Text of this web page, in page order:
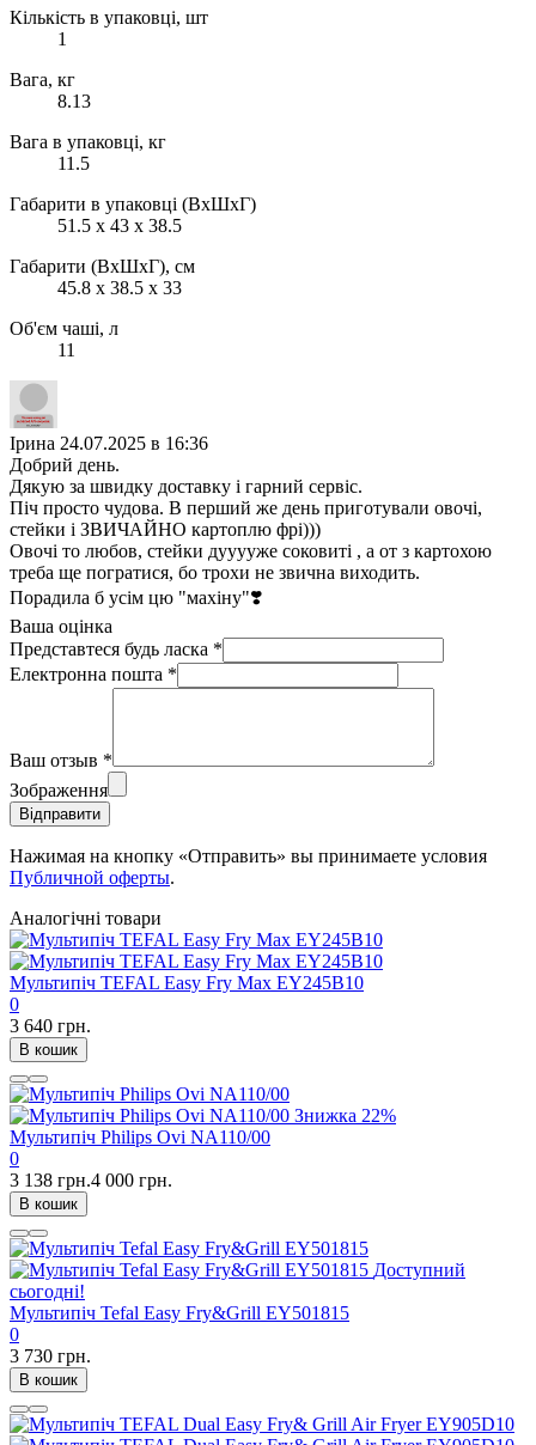
Кількість в упаковці, шт
1
Вага, кг
8.13
Вага в упаковці, кг
11.5
Габарити в упаковці (ВхШхГ)
51.5 x 43 x 38.5
Габарити (ВхШхГ), см
45.8 x 38.5 x 33
Об'єм чаші, л
11
Ірина 24.07.2025 в 16:36
Добрий день.
Дякую за швидку доставку і гарний сервіс.
Піч просто чудова. В перший же день приготували овочі,
стейки і ЗВИЧАЙНО картоплю фрі)))
Овочі то любов, стейки дууууже соковиті , а от з картохою
треба ще погратися, бо трохи не звична виходить.
Порадила б усім цю "махіну"❣️
Ваша оцінка
Представтеся будь ласка *
Електронна пошта *
Ваш отзыв *
Зображення
Відправити
Нажимая на кнопку «Отправить» вы принимаете условия
Публичной оферты.
Аналогічні товари
Мультипіч TEFAL Easy Fry Max EY245B10
0
3 640 грн.
В кошик
Знижка 22%
Мультипіч Philips Ovi NA110/00
0
3 138 грн.4 000 грн.
В кошик
Доступний
сьогодні!
Мультипіч Tefal Easy Fry&Grill EY501815
0
3 730 грн.
В кошик